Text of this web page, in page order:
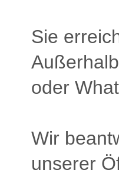
Sie
oder
Wir
unserer